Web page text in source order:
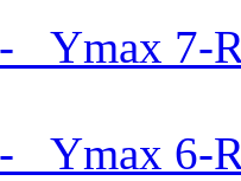
Ymax 7-
Ymax 6-